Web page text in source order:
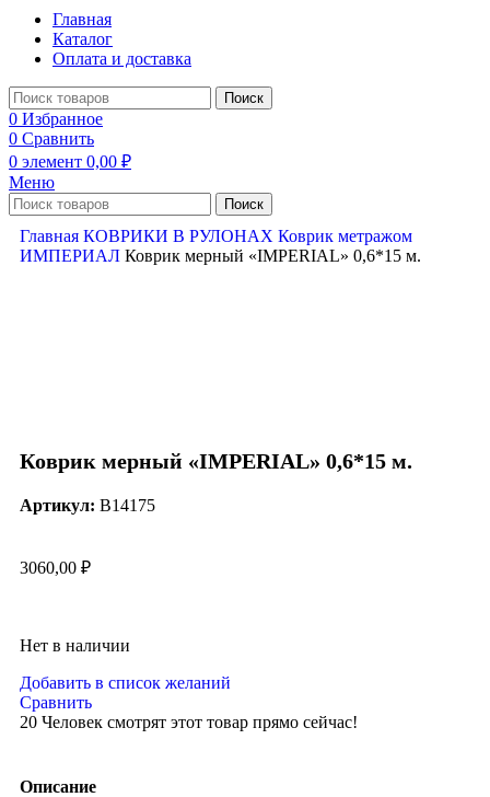
Главная
Каталог
Оплата и доставка
Поиск
0 Избранное
0 Сравнить
0 элемент 0,00 ₽
Меню
Поиск
Главная КОВРИКИ В РУЛОНАХ Коврик метражом
ИМПЕРИАЛ Коврик мерный «IMPERIAL» 0,6*15 м.
Коврик мерный «IMPERIAL» 0,6*15 м.
Артикул: B14175
3060,00 ₽
Нет в наличии
Добавить в список желаний
Сравнить
20 Человек смотрят этот товар прямо сейчас!
Описание